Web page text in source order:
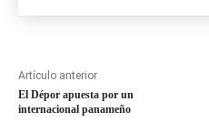
Artículo anterior
El Dépor apuesta por un
internacional panameño